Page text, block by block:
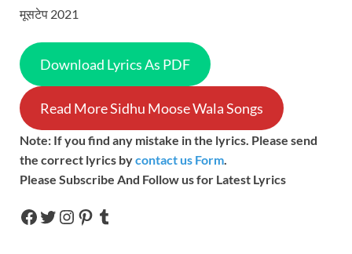
मूसटेप 2021
Download Lyrics As PDF
Read More Sidhu Moose Wala Songs
Note: If you find any mistake in the lyrics. Please send
the correct lyrics bycontact us Form
Please Subscribe And Follow us for Latest Lyrics